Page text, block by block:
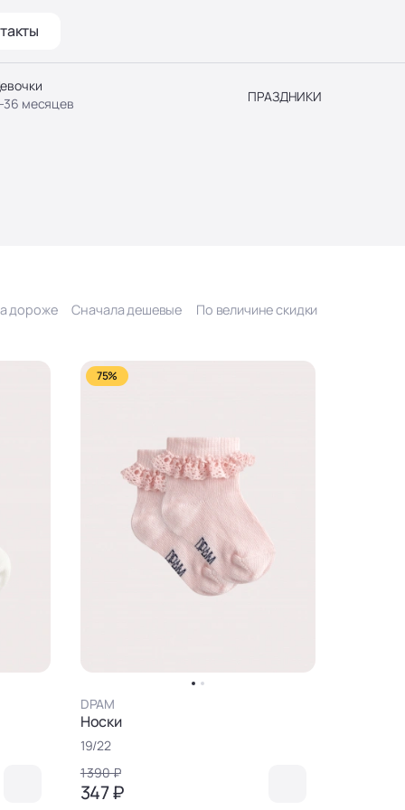
36 месяцев
ПРАЗДНИКИ
дороже Сначала дешевые По величине скидки
75%
DPAM
Носки
19/22
1 390 ₽
347 ₽